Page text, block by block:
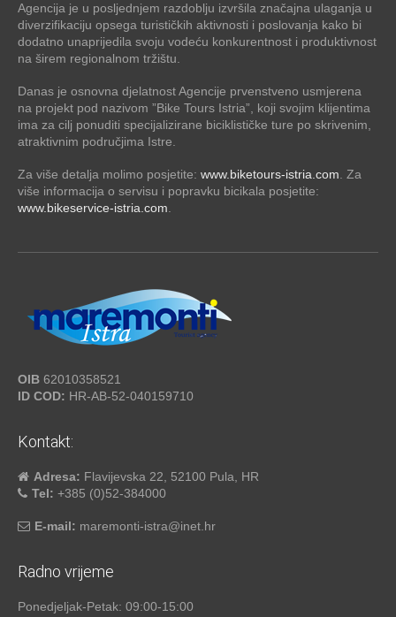
Agencija je u posljednjem razdoblju izvršila značajna ulaganja u
diverzifikaciju opsega turističkih aktivnosti i poslovanja kako bi
dodatno unaprijedila svoju vodeću konkurentnost i produktivnost
na širem regionalnom tržištu.
Danas je osnovna djelatnost Agencije prvenstveno usmjerena
na projekt pod nazivom ”Bike Tours Istria”, koji svojim klijentima
ima za cilj ponuditi specijalizirane biciklističke ture po skrivenim,
atraktivnim područjima Istre.
Za više detalja molimo posjetite: www.biketours-istria.com. Za
više informacija o servisu i popravku bicikala posjetite:
www.bikeservice-istria.com.
OIB 62010358521
ID COD: HR-AB-52-040159710
Kontakt:
Adresa: Flavijevska 22, 52100 Pula, HR
Tel: +385 (0)52-384000
E-mail: maremonti-istra@inet.hr
Radno vrijeme
Ponedjeljak-Petak: 09:00-15:00